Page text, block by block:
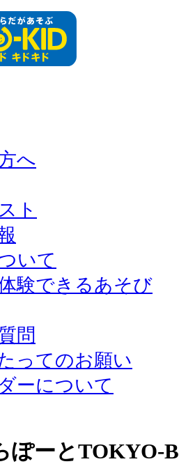
へ
ト
いて
験できるあそび
問
ってのお願い
ーについて
ぽーと